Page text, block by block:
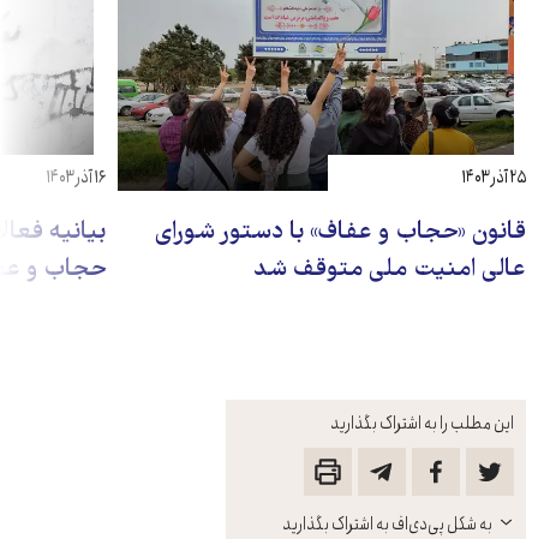
این مطلب را به اشتراک بگذارید
باز
به شکل پی‌دی‌اف به اشتراک بگذارید
قانون «حجاب و عفاف» با دستور شورای
عالی امنیت ملی متوقف شد
۲۵ آذر ۱۴۰۳
بیانیه
حجاب و
۱۶ آذر ۱۴۰۳